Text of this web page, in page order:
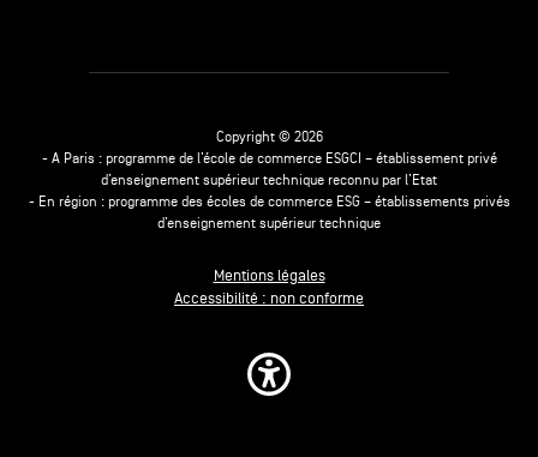
Copyright © 2026
- A Paris : programme de l’école de commerce ESGCI – établissement privé
d’enseignement supérieur technique reconnu par l’Etat
- En région : programme des écoles de commerce ESG – établissements privés
d’enseignement supérieur technique
Mentions légales
Accessibilité : non conforme